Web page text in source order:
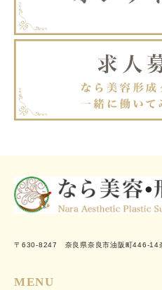
〒630-8247 奈良県奈良市油阪町446-14
MENU